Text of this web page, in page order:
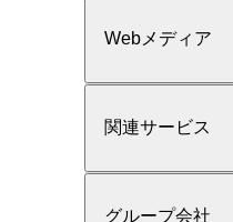
Webメディア
関連サービス
グループ会社